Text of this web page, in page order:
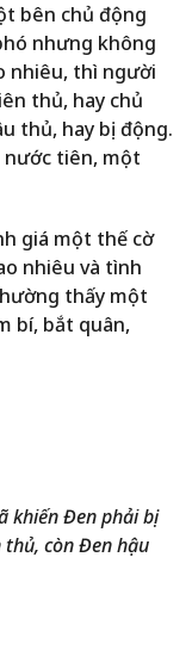
bên chủ động
nhưng không
nhiêu, thì người
thủ, hay chủ
thủ, hay bị động.
nước tiên, một
giá một thế cờ
nhiêu và tình
thấy một
bí, bắt quân,
khiến Đen phải bị
còn Đen hậu